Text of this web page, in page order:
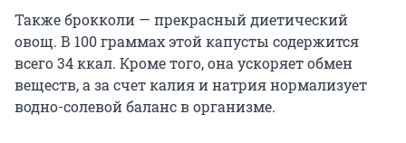
Также брокколи — прекрасный диетический
овощ. В 100 граммах этой капусты содержится
всего 34 ккал. Кроме того, она ускоряет обмен
веществ, а за счет калия и натрия нормализует
водно-солевой баланс в организме.